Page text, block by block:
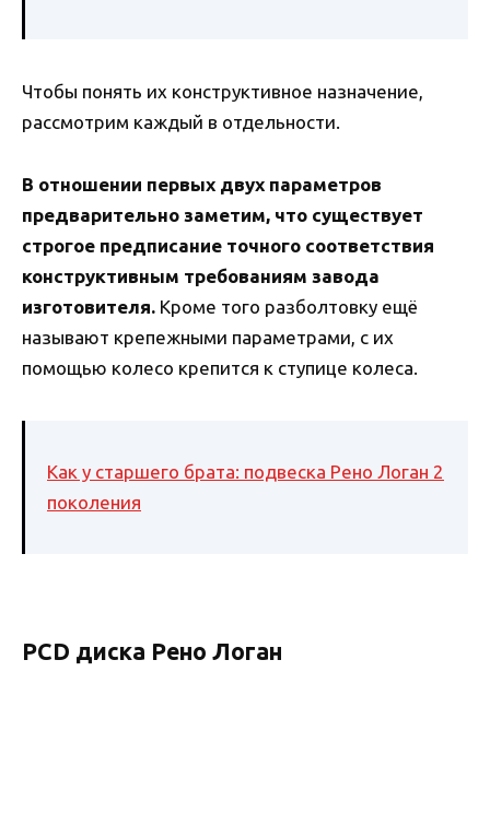
Чтобы понять их конструктивное назначение,
рассмотрим каждый в отдельности.
В отношении первых двух параметров
предварительно заметим, что существует
строгое предписание точного соответствия
конструктивным требованиям завода
изготовителя. Кроме того разболтовку ещё
называют крепежными параметрами, с их
помощью колесо крепится к ступице колеса.
Как у старшего брата: подвеска Рено Логан 2
поколения
PCD диска Рено Логан